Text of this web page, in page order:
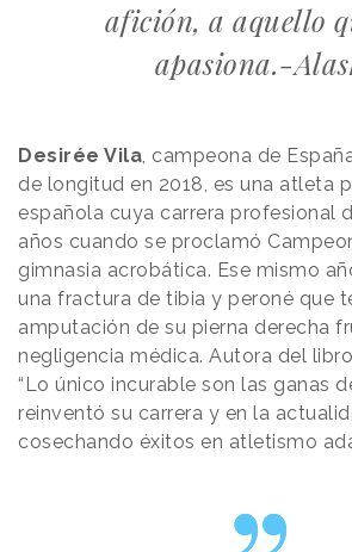
afición, a aquello
apasiona.-
Desirée Vila, campeona de
de longitud en 2018, es una atleta
española cuya carrera profesional
años cuando se proclamó
gimnasia acrobática. Ese mismo
una fractura de tibia y peroné que
amputación de su pierna derecha
negligencia médica. Autora del
“Lo único incurable son las ganas
reinventó su carrera y en la
cosechando éxitos en atletismo